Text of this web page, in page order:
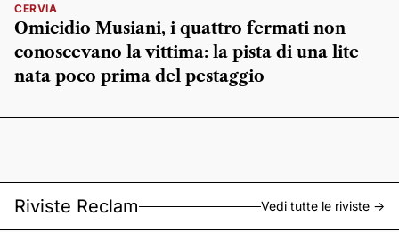
CERVIA
Omicidio Musiani, i quattro fermati non
conoscevano la vittima: la pista di una lite
nata poco prima del pestaggio
Riviste Reclam Vedi tutte le riviste ->